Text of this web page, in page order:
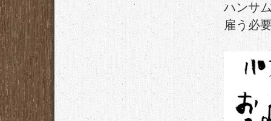
ハンサ
雇う必